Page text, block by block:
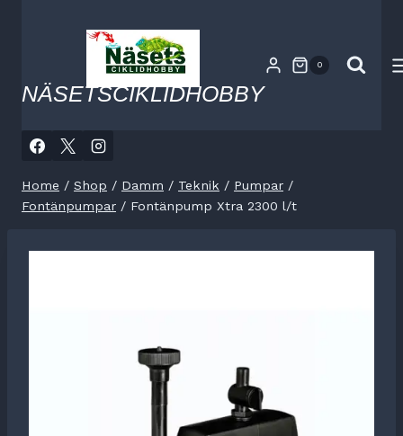
NÄSETSCIKLIDHOBBY
0
Home / Shop / Damm / Teknik / Pumpar /
Fontänpumpar / Fontänpump Xtra 2300 l/t